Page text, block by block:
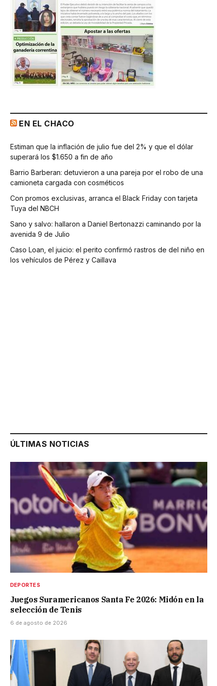
EN EL CHACO
Estiman que la inflación de julio fue del 2% y que el dólar
superará los $1.650 a fin de año
Barrio Barberan: detuvieron a una pareja por el robo de una
camioneta cargada con cosméticos
Con promos exclusivas, arranca el Black Friday con tarjeta
Tuya del NBCH
Sano y salvo: hallaron a Daniel Bertonazzi caminando por la
avenida 9 de Julio
Caso Loan, el juicio: el perito confirmó rastros de del niño en
los vehículos de Pérez y Caillava
ÚLTIMAS NOTICIAS
DEPORTES
Juegos Suramericanos Santa Fe 2026: Midón en la
selección de Tenis
6 de agosto de 2026